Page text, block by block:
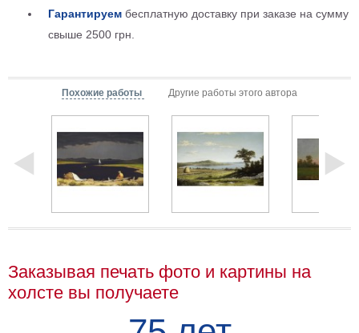
белые
Автомобили
Ретро
Советские
В
спальню
Гарантируем бесплатную доставку при заказе на сумму
свыше 2500 грн.
Похожие работы Другие работы этого автора
Заказывая печать фото и картины на
холсте вы получаете